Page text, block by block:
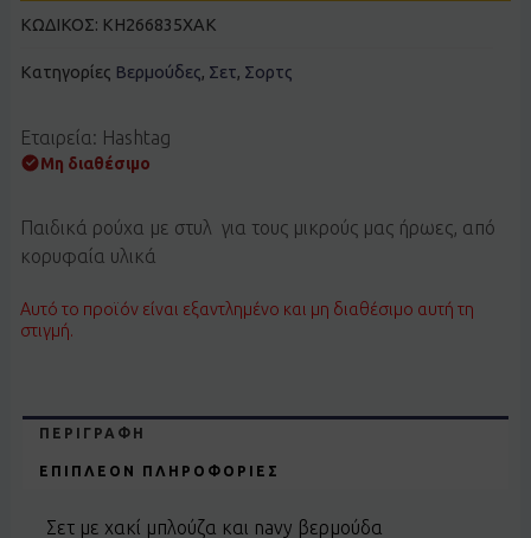
ΚΩΔΙΚΟΣ: KH266835ΧΑΚ
Κατηγορίες Βερμούδες, Σετ, Σορτς
Εταιρεία: Hashtag
Μη διαθέσιμο
Παιδικά ρούχα με στυλ για τους μικρούς μας ήρωες, από
κορυφαία υλικά
Αυτό το προϊόν είναι εξαντλημένο και μη διαθέσιμο αυτή τη
στιγμή.
ΠΕΡΙΓΡΑΦΉ
ΕΠΙΠΛΈΟΝ ΠΛΗΡΟΦΟΡΊΕΣ
Σετ με χακί μπλούζα και navy βερμούδα